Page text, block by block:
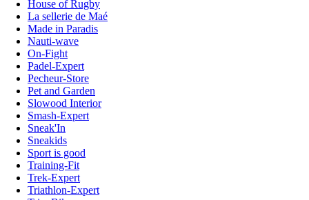
House of Rugby
La sellerie de Maé
Made in Paradis
Nauti-wave
On-Fight
Padel-Expert
Pecheur-Store
Pet and Garden
Slowood Interior
Smash-Expert
Sneak'In
Sneakids
Sport is good
Training-Fit
Trek-Expert
Triathlon-Expert